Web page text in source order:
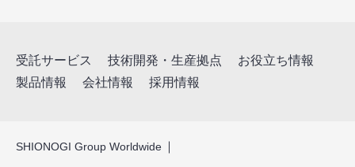
受託サービス 技術開発・生産拠点
お役立ち情報
製品情報
会社情報 採用情報
SHIONOGI Group Worldwide